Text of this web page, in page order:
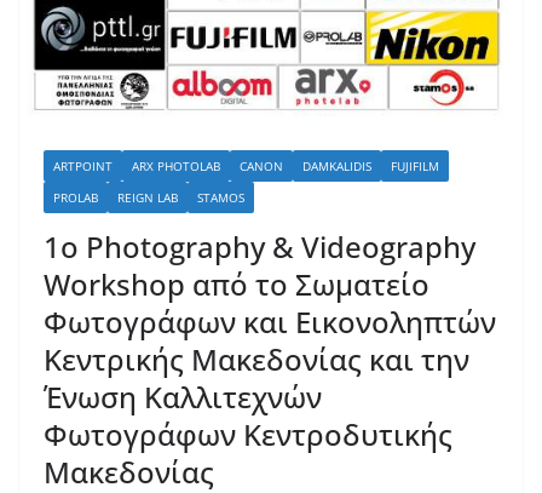
ARTPOINT ARX PHOTOLAB CANON DAMKALIDIS
FUJIFILM
PROLAB
REIGN LAB STAMOS
1ο Photography & Videography
Workshop από το Σωματείο
Φωτογράφων και Εικονοληπτών
Κεντρικής Μακεδονίας και την
Ένωση Καλλιτεχνών
Φωτογράφων Κεντροδυτικής
Μακεδονίας